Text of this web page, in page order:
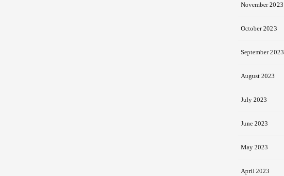
November 2023
October 2023
September 2023
August 2023
July 2023
June 2023
May 2023
April 2023